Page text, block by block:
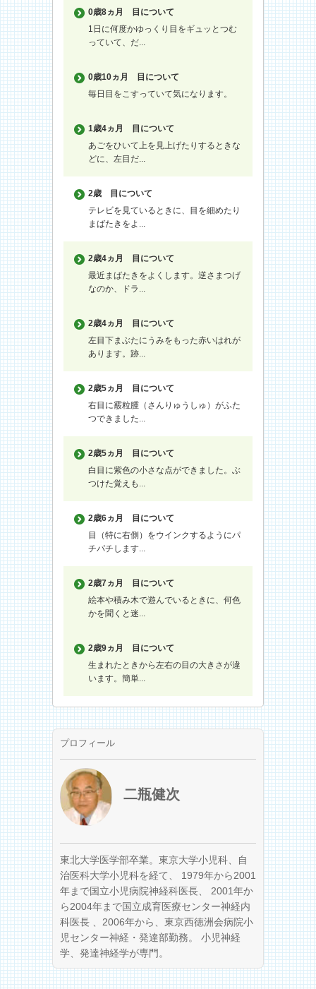
0歳8ヵ月
目について
1日に何度かゆっくり目をギュッとつむ
っていて、だ...
0歳10ヵ月
目について
毎日目をこすっていて気になります。
1歳4ヵ月
目について
あごをひいて上を見上げたりするときな
どに、左目だ...
2歳
目について
テレビを見ているときに、目を細めたり
まばたきをよ...
2歳4ヵ月
目について
最近まばたきをよくします。逆さまつげ
なのか、ドラ...
2歳4ヵ月
目について
左目下まぶたにうみをもった赤いはれが
あります。跡...
2歳5ヵ月
目について
右目に霰粒腫（さんりゅうしゅ）がふた
つできました...
2歳5ヵ月
目について
白目に紫色の小さな点ができました。ぶ
つけた覚えも...
2歳6ヵ月
目について
目（特に右側）をウインクするようにパ
チパチします...
2歳7ヵ月
目について
絵本や積み木で遊んでいるときに、何色
かを聞くと迷...
2歳9ヵ月
目について
生まれたときから左右の目の大きさが違
います。簡単...
プロフィール
二瓶健次
東北大学医学部卒業。東京大学小児科、自
治医科大学小児科を経て、 1979年から2001
年まで国立小児病院神経科医長、 2001年か
ら2004年まで国立成育医療センター神経内
科医長 、2006年から、東京西徳洲会病院小
児センター神経・発達部勤務。 小児神経
学、発達神経学が専門。